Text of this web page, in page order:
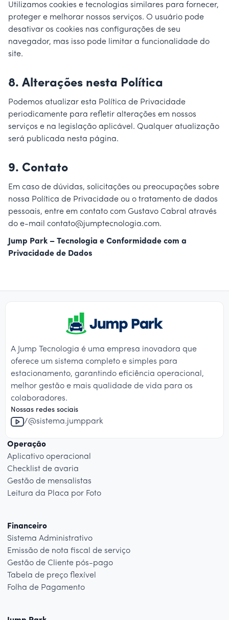
Utilizamos cookies e tecnologias similares para fornecer,
proteger e melhorar nossos serviços. O usuário pode
desativar os cookies nas configurações de seu
navegador, mas isso pode limitar a funcionalidade do
site.
8. Alterações nesta Política
Podemos atualizar esta Política de Privacidade
periodicamente para refletir alterações em nossos
serviços e na legislação aplicável. Qualquer atualização
será publicada nesta página.
9. Contato
Em caso de dúvidas, solicitações ou preocupações sobre
nossa Política de Privacidade ou o tratamento de dados
pessoais, entre em contato com Gustavo Cabral através
do e-mail contato@jumptecnologia.com.
Jump Park – Tecnologia e Conformidade com a
Privacidade de Dados
A Jump Tecnologia é uma empresa inovadora que
oferece um sistema completo e simples para
estacionamento, garantindo eficiência operacional,
melhor gestão e mais qualidade de vida para os
colaboradores.
Nossas redes sociais
/@sistema.jumppark
Operação
Aplicativo operacional
Checklist de avaria
Gestão de mensalistas
Leitura da Placa por Foto
Financeiro
Sistema Administrativo
Emissão de nota fiscal de serviço
Gestão de Cliente pós-pago
Tabela de preço flexível
Folha de Pagamento